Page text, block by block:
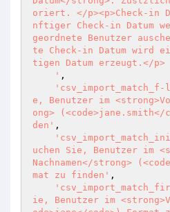
oriert. </p><p>Check-in
nftiger Check-in Datum
geordnete Benutzer
te Check-in Datum wird
tigen Datum erzeugt.</p>
    '
,
e, Benutzer im
ong>
den' ,
uchen Sie, Benutzer im
Nachnamen</strong>
mat zu finden' ,
ie, Benutzer im